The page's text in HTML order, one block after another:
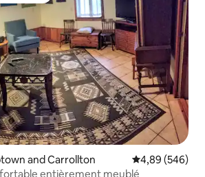
and Carrollton Évaluation
4,89 (546)
entièrement meublé